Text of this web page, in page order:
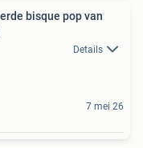
Details
7 mei 26